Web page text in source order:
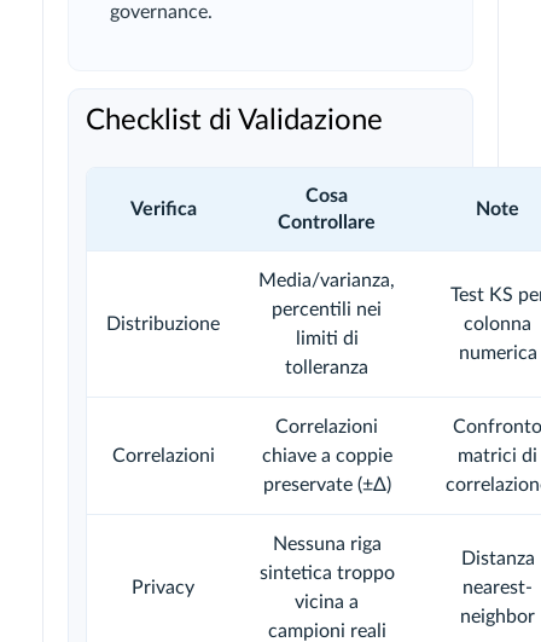
governance.
Checklist di Validazione
Verifica
Cosa
Controllare
Note
Distribuzione
Media/varianza,
percentili nei
limiti di
tolleranza
Test KS
colonna
numerica
Correlazioni
Correlazioni
chiave a coppie
preservate (±Δ)
Confronto
matrici di
Privacy
Nessuna riga
sintetica troppo
vicina a
campioni reali
Distanza
nearest-
neighbor